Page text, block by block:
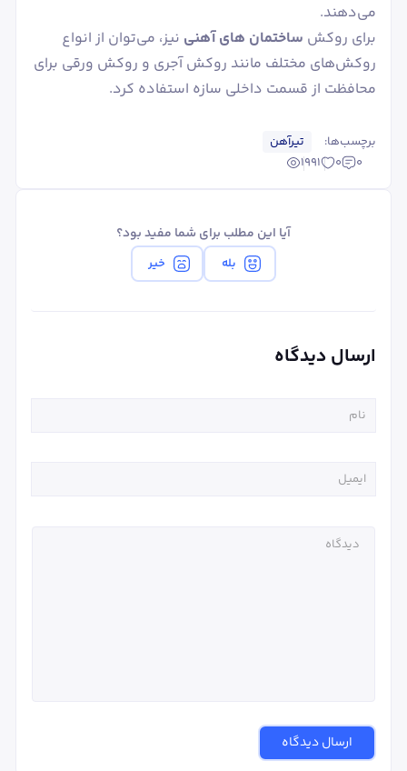
می‌دهند.
برای روکش ساختمان های آهنی نیز، می‌توان از انواع
روکش‌های مختلف مانند روکش آجری و روکش ورقی برای
محافظت از قسمت داخلی سازه استفاده کرد.
برچسب‌ها:
تیرآهن
0
0
1991
آیا این مطلب برای شما مفید بود؟
بله خیر
ارسال دیدگاه
ارسال دیدگاه